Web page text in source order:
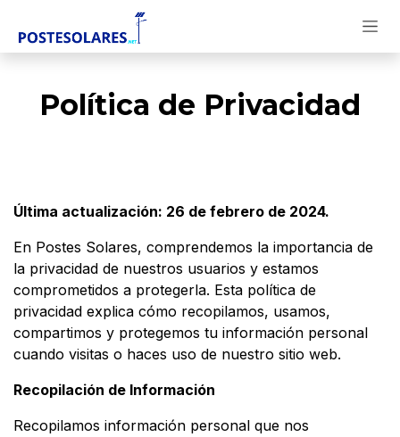
Política de Privacidad
Última actualización: 26 de febrero de 2024.
En Postes Solares, comprendemos la importancia de
la privacidad de nuestros usuarios y estamos
comprometidos a protegerla. Esta política de
privacidad explica cómo recopilamos, usamos,
compartimos y protegemos tu información personal
cuando visitas o haces uso de nuestro sitio web.
Recopilación de Información
Recopilamos información personal que nos